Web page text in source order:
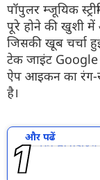
पॉपुलर म्जूयिक
पूरे होने की खुशी
जिसकी खूब चर्चा
टेक जाइंट
ऐप आइकन का रंग-
है।
और पढें